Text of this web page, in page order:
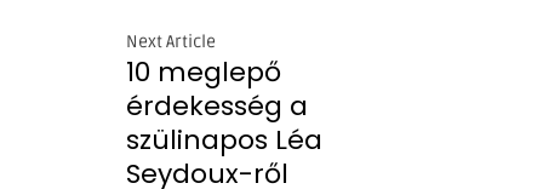
Next Article
10 meglepő
érdekesség a
szülinapos Léa
Seydoux-ről